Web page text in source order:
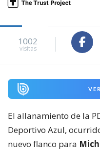
1002
visitas
El allanamiento de la
Deportivo Azul,
nuevo flanco para